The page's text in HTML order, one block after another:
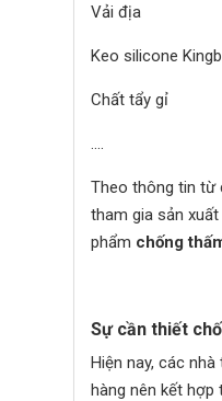
Vải địa
Keo silicone
Chất tẩy gỉ
Theo thông tin từ
tham gia sản
phẩm chống
Sự cần thiết
Hiện nay, các
hàng nên kết hợp